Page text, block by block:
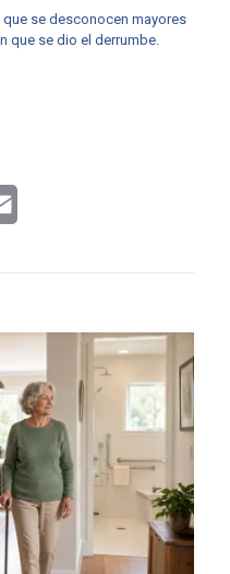
se desconocen mayores
que se dio el derrumbe.